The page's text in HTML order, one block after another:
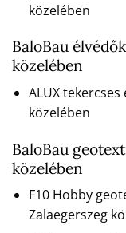
közelében
BaloBau
közelében
ALUX
közelében
BaloBau
közelében
F10 Hobby
Zalaegerszeg